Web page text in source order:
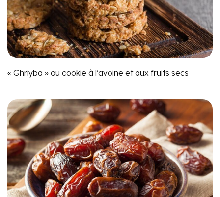
« Ghriyba » ou cookie à l’avoine et aux fruits secs